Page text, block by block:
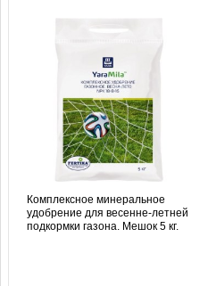
Комплексное минеральное
удобрение для весенне-летней
подкормки газона. Мешок 5 кг.